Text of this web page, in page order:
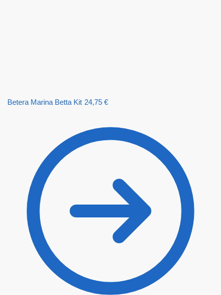
Betera Marina Betta Kit 24,75 €